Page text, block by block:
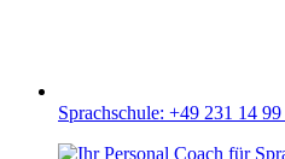
Sprachschule: +49 231 14